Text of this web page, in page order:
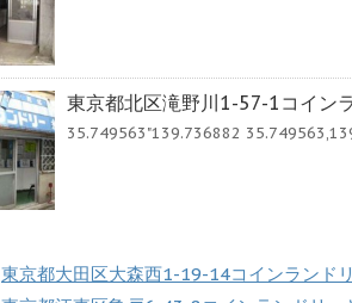
東京都北区滝野川1-57-1コイン
35.749563"139.736882
東京都大田区大森西1-19-14コインランド